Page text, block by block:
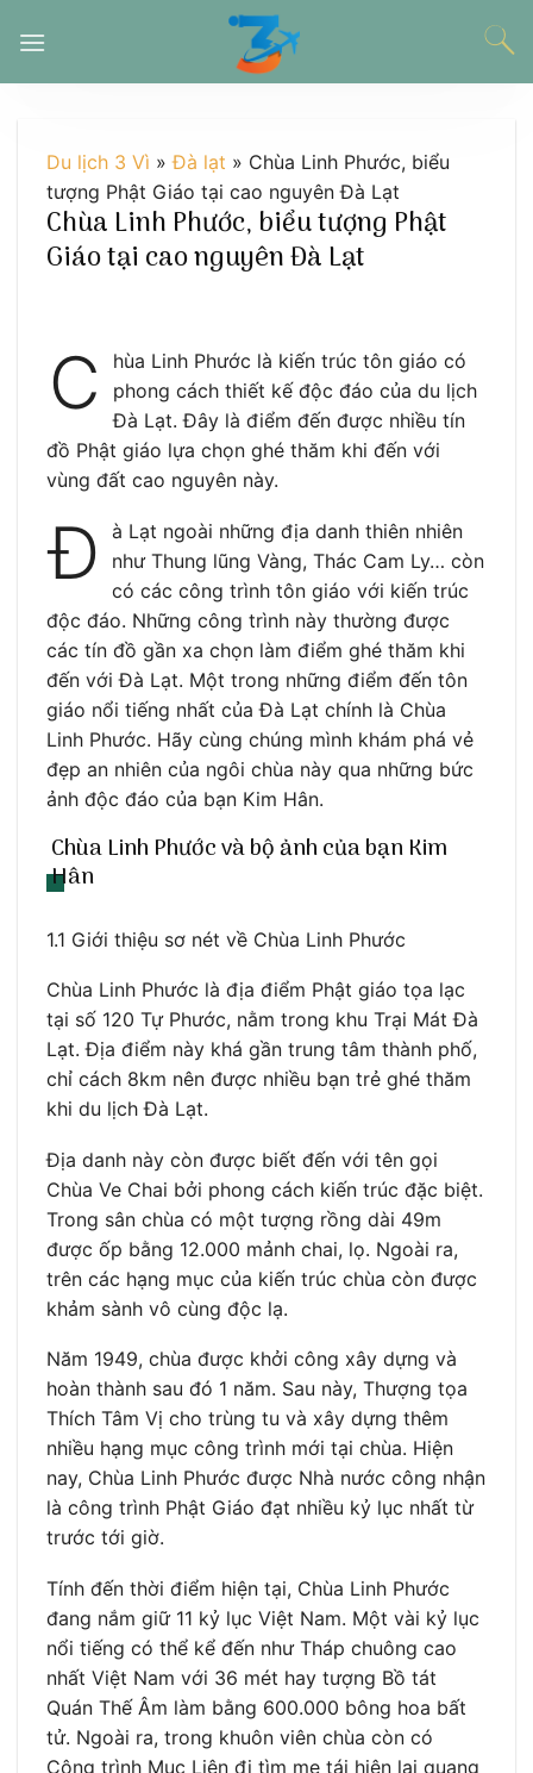
đến
Du lịch 3 Vì »Đà lạt » Chùa Linh Phước, biểu
tượng Phật Giáo tại cao nguyên Đà Lạt
Chùa Linh Phước, biểu tượng Phật
Giáo tại cao nguyên Đà Lạt
C
hùa Linh Phước là kiến trúc tôn giáo có
phong cách thiết kế độc đáo của du lịch
Đà Lạt. Đây là điểm đến được nhiều tín
đồ Phật giáo lựa chọn ghé thăm khi đến với
vùng đất cao nguyên này.
Đ
à Lạt ngoài những địa danh thiên nhiên
như Thung lũng Vàng, Thác Cam Ly… còn
có các công trình tôn giáo với kiến trúc
độc đáo. Những công trình này thường được
các tín đồ gần xa chọn làm điểm ghé thăm khi
đến với Đà Lạt. Một trong những điểm đến tôn
giáo nổi tiếng nhất của Đà Lạt chính là Chùa
Linh Phước. Hãy cùng chúng mình khám phá vẻ
đẹp an nhiên của ngôi chùa này qua những bức
ảnh độc đáo của bạn Kim Hân.
Chùa Linh Phước và bộ ảnh của bạn Kim
Hân
1.1 Giới thiệu sơ nét về Chùa Linh Phước
Chùa Linh Phước là địa điểm Phật giáo tọa lạc
tại số 120 Tự Phước, nằm trong khu Trại Mát Đà
Lạt. Địa điểm này khá gần trung tâm thành phố,
chỉ cách 8km nên được nhiều bạn trẻ ghé thăm
khi du lịch Đà Lạt.
Địa danh này còn được biết đến với tên gọi
Chùa Ve Chai bởi phong cách kiến trúc đặc biệt.
Trong sân chùa có một tượng rồng dài 49m
được ốp bằng 12.000 mảnh chai, lọ. Ngoài ra,
trên các hạng mục của kiến trúc chùa còn được
khảm sành vô cùng độc lạ.
Năm 1949, chùa được khởi công xây dựng và
hoàn thành sau đó 1 năm. Sau này, Thượng tọa
Thích Tâm Vị cho trùng tu và xây dựng thêm
nhiều hạng mục công trình mới tại chùa. Hiện
nay, Chùa Linh Phước được Nhà nước công nhận
là công trình Phật Giáo đạt nhiều kỷ lục nhất từ
trước tới giờ.
Tính đến thời điểm hiện tại, Chùa Linh Phước
đang nắm giữ 11 kỷ lục Việt Nam. Một vài kỷ lục
nổi tiếng có thể kể đến như Tháp chuông cao
nhất Việt Nam với 36 mét hay tượng Bồ tát
Quán Thế Âm làm bằng 600.000 bông hoa bất
tử. Ngoài ra, trong khuôn viên chùa còn có
Công trình Mục Liên đi tìm mẹ tái hiện lại quang